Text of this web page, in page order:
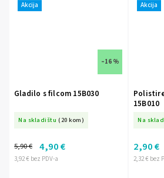
Akcija
–16 %
Gladilo s filcom 15B030
Na skladištu (20 kom)
3,92 € bez PDV-a
5,90 € 4,90 €
Akcija
15B010
Na
2,32 € bez
2,90 €